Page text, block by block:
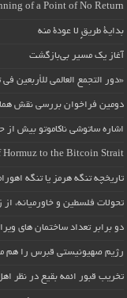
of a Point of No Return
بداية طريقٍ لا عودة منه
آغاز یک مسیر بی‌بازگشت
«دور التجمع العالمي للأربعين في
دومین فراخوان بررسی نقش
اشاره ساتوشی ناکاموتو بیش
Hormuz to the Bitcoin Strait
تاریخچه تنگه هرمز یا تنگه
تحولات فلسطین و خاورمیانه،
دو برابر تعداد ساختمان های
رژیم صهیونیستی قبرس را هم
تخریب قبور ائمه بقیع در نظر